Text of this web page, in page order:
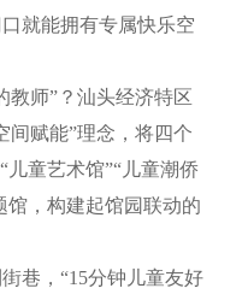
就能拥有专属快乐空
师”？汕头经济特区
间赋能”理念，将四个
儿童艺术馆”“儿童潮侨
馆，构建起馆园联动的
，“15分钟儿童友好